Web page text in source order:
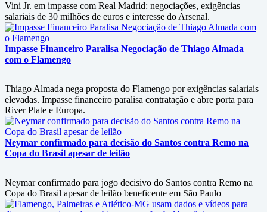
Vini Jr. em impasse com Real Madrid: negociações, exigências
salariais de 30 milhões de euros e interesse do Arsenal.
Impasse Financeiro Paralisa Negociação de Thiago Almada
com o Flamengo
Thiago Almada nega proposta do Flamengo por exigências salariais
elevadas. Impasse financeiro paralisa contratação e abre porta para
River Plate e Europa.
Neymar confirmado para decisão do Santos contra Remo na
Copa do Brasil apesar de leilão
Neymar confirmado para jogo decisivo do Santos contra Remo na
Copa do Brasil apesar de leilão beneficente em São Paulo